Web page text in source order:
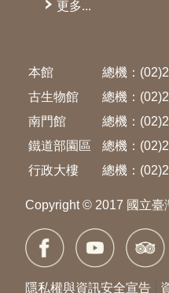
更多...
本館 總機：
古生物館
總機：
南門館
總機：
鐵道部園區
總機：
行政大樓
總機：
Copyright © 2017 國立臺
隱私權與資訊安全宣告